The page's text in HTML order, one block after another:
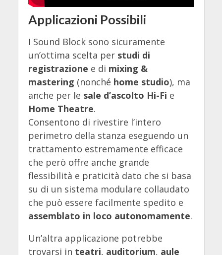
Applicazioni Possibili
I Sound Block sono sicuramente
un’ottima scelta per studi di
registrazione e di mixing &
mastering (nonché home studio), ma
anche per le sale d’ascolto Hi-Fi e
Home Theatre.
Consentono di rivestire l’intero
perimetro della stanza eseguendo un
trattamento estremamente efficace
che però offre anche grande
flessibilità e praticità dato che si basa
su di un sistema modulare collaudato
che può essere facilmente spedito e
assemblato in loco autonomamente.
Un’altra applicazione potrebbe
trovarsi in teatri, auditorium, aule